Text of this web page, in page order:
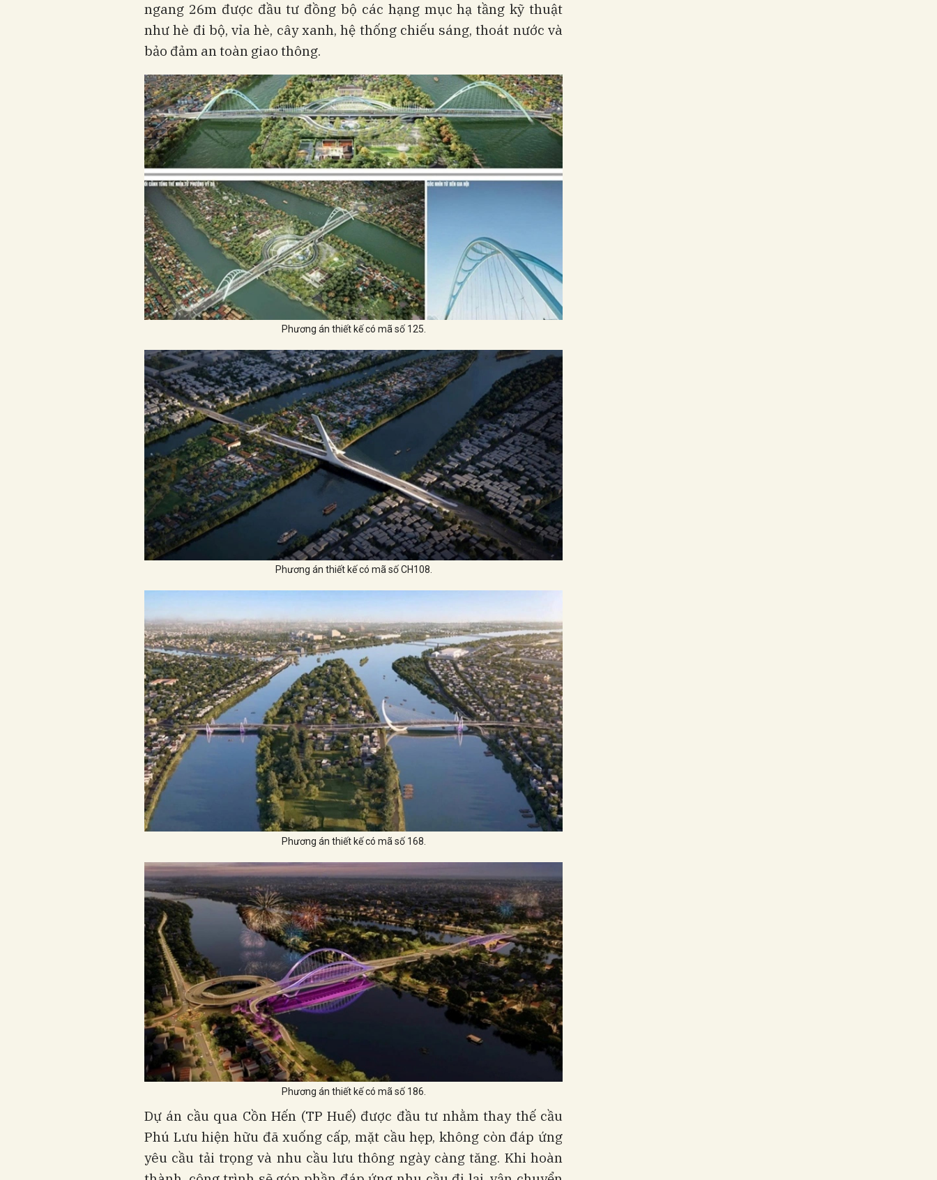
ngang 26m được đầu tư đồng bộ các hạng mục hạ tầng kỹ thuật
như hè đi bộ, vỉa hè, cây xanh, hệ thống chiếu sáng, thoát nước và
bảo đảm an toàn giao thông.
Phương án thiết kế có mã số 125.
Phương án thiết kế có mã số CH108.
Phương án thiết kế có mã số 168.
Phương án thiết kế có mã số 186.
Dự án cầu qua Cồn Hến (TP Huế) được đầu tư nhằm thay thế cầu
Phú Lưu hiện hữu đã xuống cấp, mặt cầu hẹp, không còn đáp ứng
yêu cầu tải trọng và nhu cầu lưu thông ngày càng tăng. Khi hoàn